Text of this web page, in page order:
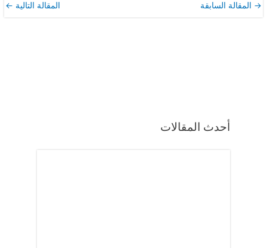
أحدث المقالات
→ المقالة السابقة المقالة التالية ←